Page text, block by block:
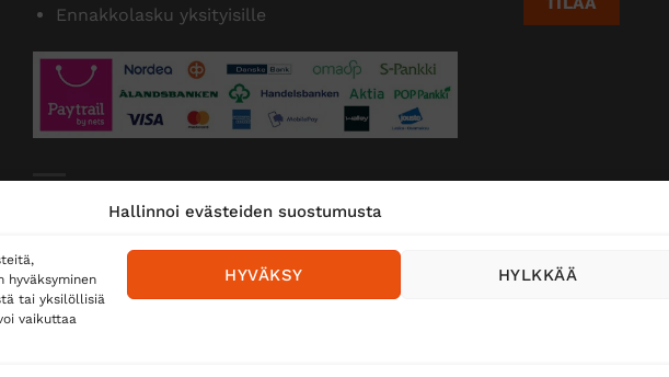
Hallinnoi evästeiden suostumusta
tai yksilöllisiä
vaikuttaa
HYVÄKSY HYLKKÄÄ
Ennakkolasku yksityisille
Toimitustavat
Matkahuolto
Postnord